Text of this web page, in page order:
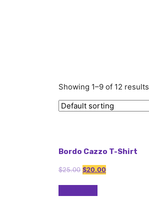
Showing 1–9 of 12 results
Bordo Cazzo T-Shirt
$25.00 $20.00